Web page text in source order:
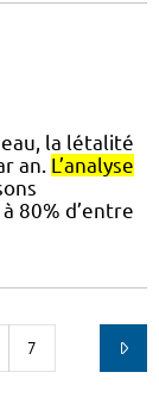
la létalité
an. L’analyse
80% d’entre
7